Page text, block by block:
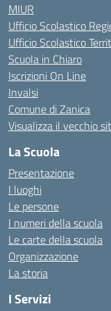
MIUR
Ufficio Scolastico
Ufficio Scolastico
Scuola in Chiaro
Iscrizioni On Line
Invalsi
Comune di Zanica
Visualizza il vecchio
La Scuola
Presentazione
I luoghi
Le persone
I numeri della scuola
Le carte della scuola
Organizzazione
La storia
I Servizi